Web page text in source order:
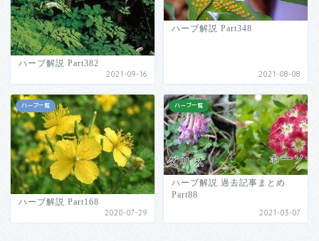
ハーブ解説 Part382
2021-09-16
ハーブ解説 Part348
2021-08-08
ハーブ一覧
ハーブ解説 Part168
2020-07-29
ハーブ一覧
ハーブ解説 過去記事まとめ
Part88
2021-03-07